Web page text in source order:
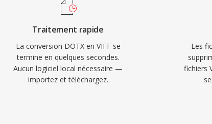
Traitement rapide
La conversion DOTX en VIFF se
termine en quelques secondes.
Aucun logiciel local nécessaire —
importez et téléchargez.
Les
fichiers